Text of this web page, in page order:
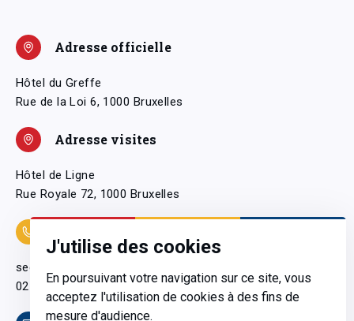
J'utilise des cookies
En poursuivant votre navigation sur ce site, vous
acceptez l'utilisation de cookies à des fins de
mesure d'audience.
Adresse officielle
Hôtel du Greffe
Rue de la Loi 6, 1000 Bruxelles
Adresse visites
Hôtel de Ligne
Rue Royale 72, 1000 Bruxelles
secretariatgeneral@pfwb.be
02 506 38 11